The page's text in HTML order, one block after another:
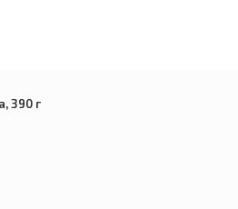
390 г